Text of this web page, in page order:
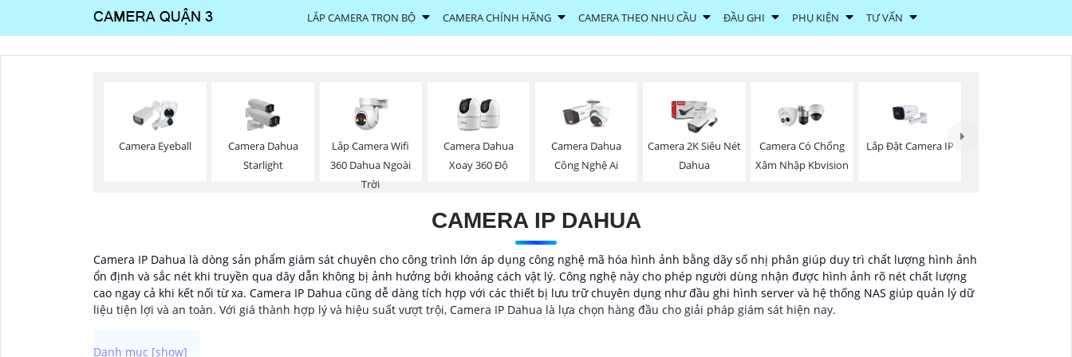
LẮP CAMERA TRỌN BỘ CAMERA CHÍNH HÃNG CAMERA THEO NHU CẦU ĐẦU GHI PHỤ KIỆN TƯ VẤN
Camera Eyeball
Camera Dahua
Starlight
Lắp Camera Wifi
360 Dahua Ngoài
Trời
Camera Dahua
Xoay 360 Độ
Camera Dahua
Công Nghệ Ai
Camera 2K Siêu Nét
Dahua
Camera Có Chống
Xâm Nhập Kbvision
Lắp Đặt Camera IP
CAMERA IP DAHUA
Camera IP Dahua là dòng sản phẩm giám sát chuyên cho công trình lớn áp dụng công nghệ mã hóa hình ảnh bằng dãy số nhị phân giúp duy trì chất lượng hình ảnh
ổn định và sắc nét khi truyền qua dây dẫn không bị ảnh hưởng bởi khoảng cách vật lý. Công nghệ này cho phép người dùng nhận được hình ảnh rõ nét chất lượng
cao ngay cả khi kết nối từ xa. Camera IP Dahua cũng dễ dàng tích hợp với các thiết bị lưu trữ chuyên dụng như đầu ghi hình server và hệ thống NAS giúp quản lý dữ
liệu tiện lợi và an toàn. Với giá thành hợp lý và hiệu suất vượt trội, Camera IP Dahua là lựa chọn hàng đầu cho giải pháp giám sát hiện nay.